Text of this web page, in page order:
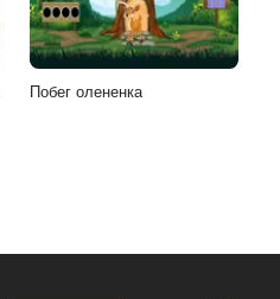
Побег олененка